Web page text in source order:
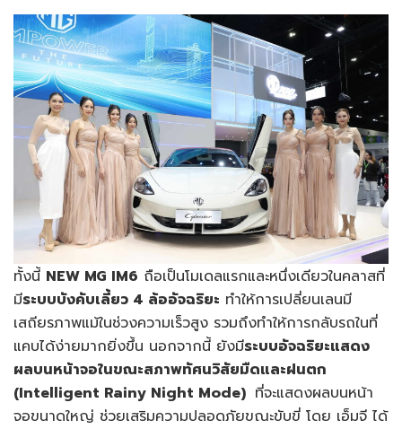
ทั้งนี้ NEW MG IM6 ถือเป็นโมเดลแรกและหนึ่งเดียวในคลาสที่
มีระบบบังคับเลี้ยว 4 ล้ออัจฉริยะ ทำให้การเปลี่ยนเลนมี
เสถียรภาพแม้ในช่วงความเร็วสูง รวมถึงทำให้การกลับรถในที่
แคบได้ง่ายมากยิ่งขึ้น นอกจากนี้ ยังมีระบบอัจฉริยะแสดง
ผลบนหน้าจอในขณะสภาพทัศนวิสัยมืดและฝนตก
(Intelligent Rainy Night Mode) ที่จะแสดงผลบนหน้า
จอขนาดใหญ่ ช่วยเสริมความปลอดภัยขณะขับขี่ โดย เอ็มจี ได้